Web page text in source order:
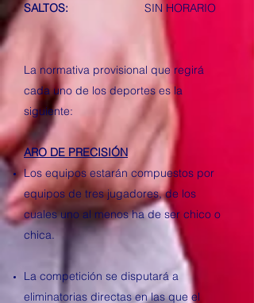
SALTOS:
SIN HORARIO
La normativa provisional que regirá
cada uno de los deportes es la
siguiente:
ARO DE PRECISIÓN
Los equipos estarán compuestos por
equipos de tres jugadores, de los
cuales uno al menos ha de ser chico o
chica.
La competición se disputará a
eliminatorias directas en las que el